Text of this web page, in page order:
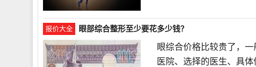
报价大全 眼部综合整形至少要花多少钱？
眼综合价格比较贵了，
医院、选择的医生、具